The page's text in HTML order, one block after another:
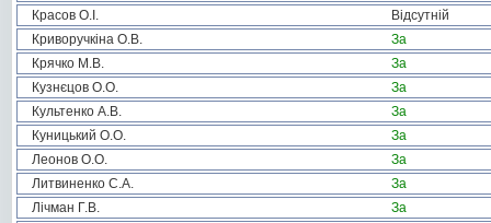
Красов О.І.
Відсутній
Криворучкіна О.В.
За
Крячко М.В.
За
Кузнєцов О.О.
За
Культенко А.В.
За
Куницький О.О.
За
Леонов О.О.
За
Литвиненко С.А.
За
Лічман Г.В.
За